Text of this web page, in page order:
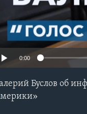
0:00
Буслов об